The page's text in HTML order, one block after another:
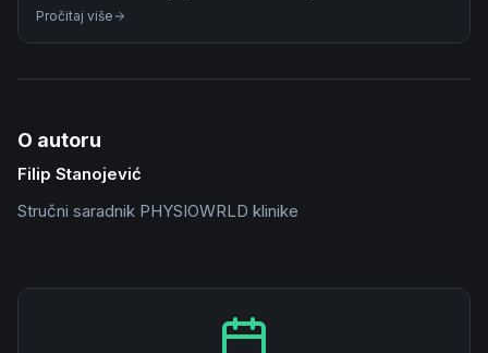
Pročitaj više
O autoru
Filip Stanojević
Stručni saradnik PHYSIOWRLD klinike